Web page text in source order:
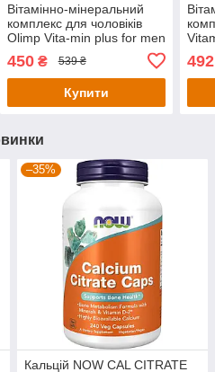
Вітамінно-мінеральний
комплекс для чоловіків
Olimp Vita-min plus for men
450₴ 539 ₴
Купити
492
–35%
Кальцій NOW CAL CITRATE